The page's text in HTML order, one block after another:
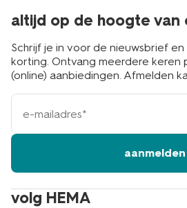
volg HEMA
altijd op de hoogte van
Schrijf je in voor de nieuwsbrief en
korting. Ontvang meerdere keren
(online) aanbiedingen. Afmelden
e-
mailadres
aanmelden